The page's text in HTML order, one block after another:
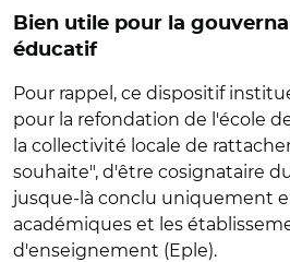
Bien utile pour la
éducatif
Pour rappel, ce dispositif
pour la refondation de l'école
la collectivité locale de
souhaite", d'être cosignataire
jusque-là conclu uniquement
académiques et les
d'enseignement (Eple).